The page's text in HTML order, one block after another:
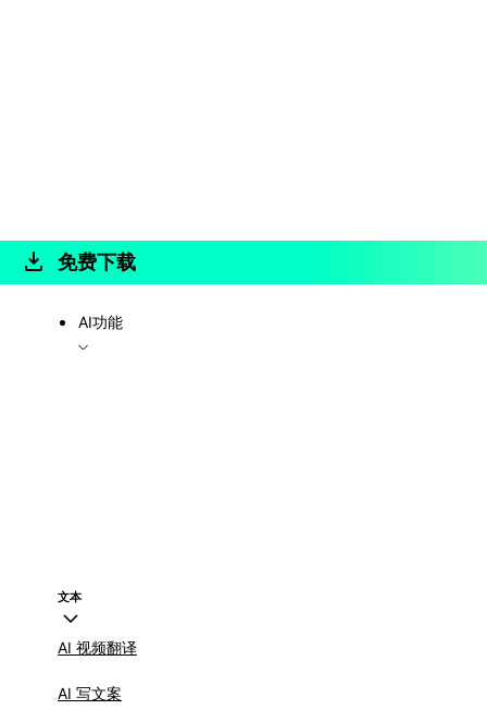
免费下载
AI功能
文本
AI 视频翻译
AI 写文案